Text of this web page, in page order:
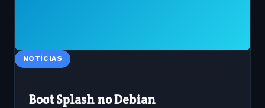
NOTÍCIAS
Boot Splash no Debian